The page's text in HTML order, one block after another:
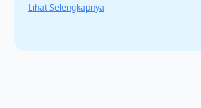
Lihat Selengkapnya